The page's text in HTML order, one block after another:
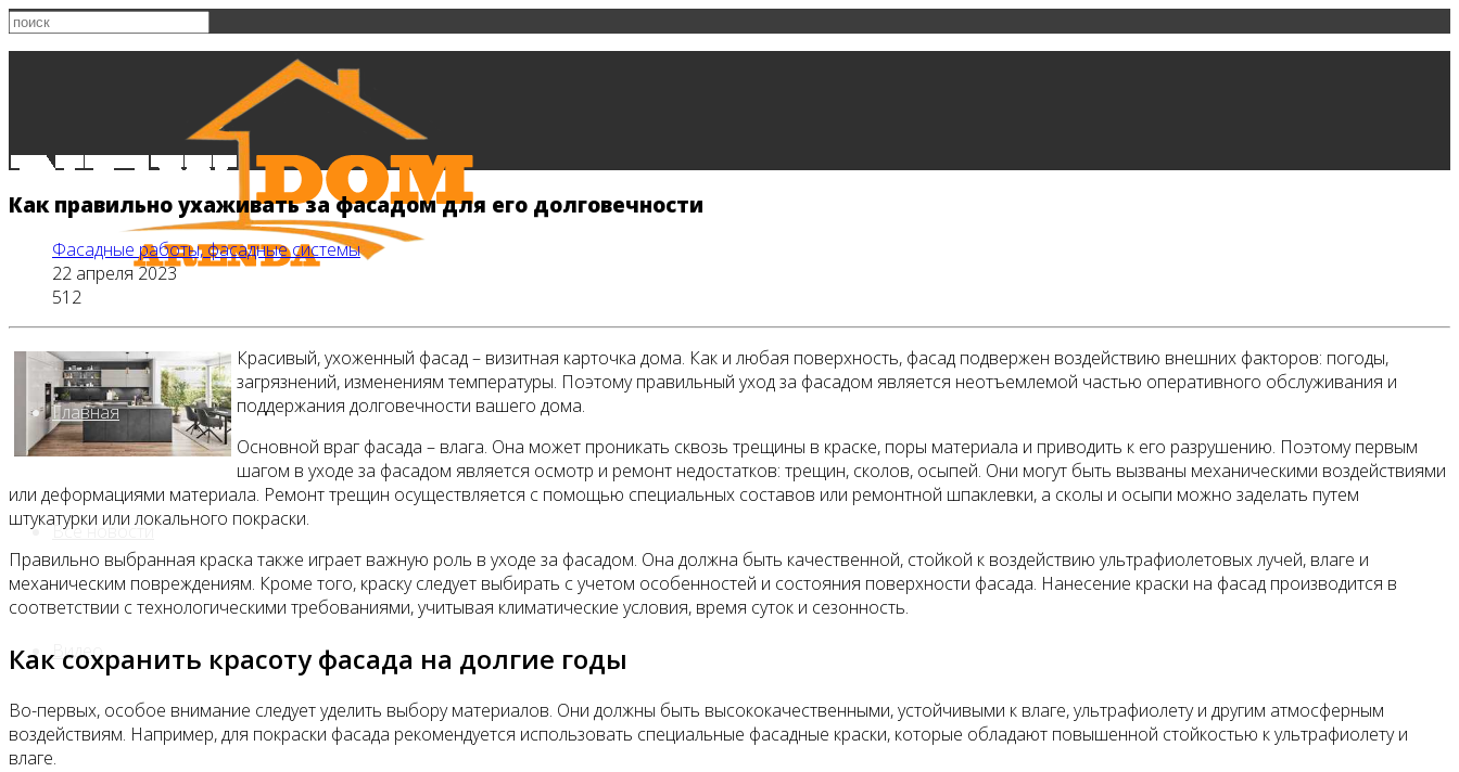
Главная
Все новости
Видео
Как правильно ухаживать за фасадом для его долговечности
Фасадные работы, фасадные системы
22 апреля 2023
512
Красивый, ухоженный фасад – визитная карточка дома. Как и любая поверхность, фасад подвержен воздействию внешних факторов: погоды,
загрязнений, изменениям температуры. Поэтому правильный уход за фасадом является неотъемлемой частью оперативного обслуживания и
поддержания долговечности вашего дома.
Основной враг фасада – влага. Она может проникать сквозь трещины в краске, поры материала и приводить к его разрушению. Поэтому первым
шагом в уходе за фасадом является осмотр и ремонт недостатков: трещин, сколов, осыпей. Они могут быть вызваны механическими воздействиями
или деформациями материала. Ремонт трещин осуществляется с помощью специальных составов или ремонтной шпаклевки, а сколы и осыпи можно заделать путем
штукатурки или локального покраски.
Правильно выбранная краска также играет важную роль в уходе за фасадом. Она должна быть качественной, стойкой к воздействию ультрафиолетовых лучей, влаге и
механическим повреждениям. Кроме того, краску следует выбирать с учетом особенностей и состояния поверхности фасада. Нанесение краски на фасад производится в
соответствии с технологическими требованиями, учитывая климатические условия, время суток и сезонность.
Как сохранить красоту фасада на долгие годы
Во-первых, особое внимание следует уделить выбору материалов. Они должны быть высококачественными, устойчивыми к влаге, ультрафиолету и другим атмосферным
воздействиям. Например, для покраски фасада рекомендуется использовать специальные фасадные краски, которые обладают повышенной стойкостью к ультрафиолету и
влаге.